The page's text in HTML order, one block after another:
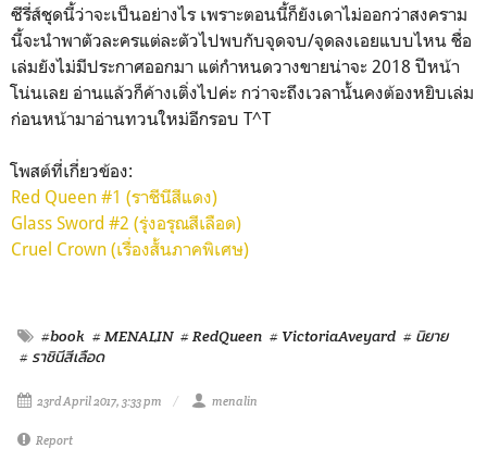
ซีรี่ส์ชุดนี้ว่าจะเป็นอย่างไร เพราะตอนนี้ก็ยังเดาไม่ออกว่าสงคราม
นี้จะนำพาตัวละครแต่ละตัวไปพบกับจุดจบ/จุดลงเอยแบบไหน ชื่อ
เล่มยังไม่มีประกาศออกมา แต่กำหนดวางขายน่าจะ 2018 ปีหน้า
โน่นเลย อ่านแล้วก็ค้างเติ่งไปค่ะ กว่าจะถึงเวลานั้นคงต้องหยิบเล่ม
ก่อนหน้ามาอ่านทวนใหม่อีกรอบ T^T
โพสต์ที่เกี่ยวข้อง:
Red Queen #1 (ราชีนีสีแดง)
Glass Sword #2 (รุ่งอรุณสีเลือด)
Cruel Crown (เรื่องสั้นภาคพิเศษ)
#book # MENALIN # RedQueen # VictoriaAveyard # นิยาย
# ราชินีสีเลือด
23rd April 2017, 3:33 pm menalin
Report